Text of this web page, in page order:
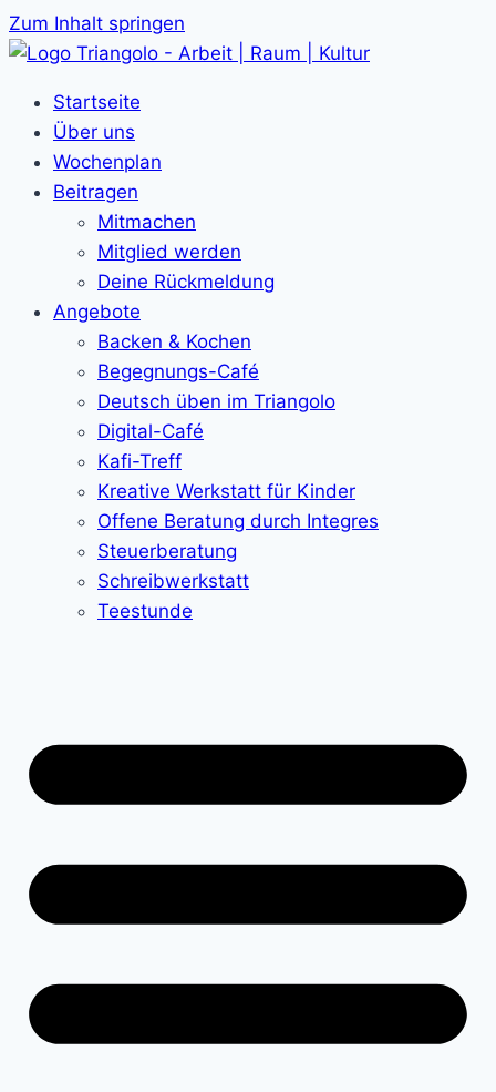
Zum Inhalt springen
Startseite
Über uns
Wochenplan
Beitragen
Mitmachen
Mitglied werden
Deine Rückmeldung
Angebote
Backen & Kochen
Begegnungs-Café
Deutsch üben im Triangolo
Digital-Café
Kafi-Treff
Kreative Werkstatt für Kinder
Offene Beratung durch Integres
Steuerberatung
Schreibwerkstatt
Teestunde